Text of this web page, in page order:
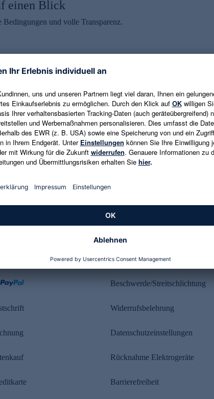
einen Blick
und volle Transparenz.
erhalten
und aktuelle Trends,
Als Dankeschön
Abmeldung ist jederzeit in
E-Mail-Adresse eingeben
Es gelten die Datenschutzrichtlinien
Rechtliches
Beschwerde/Streitschlichtung
Widerrufsbelehrung
Datenschutzeinstellungen
Rücknahme Elektrogeräte
Barrierefreiheit